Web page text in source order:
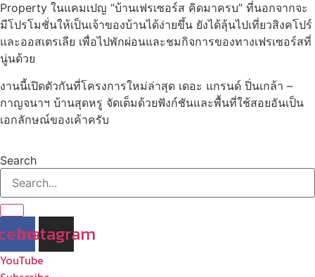
Property ในแคมเปญ “บ้านเฟรเซอร์ส คิดมาครบ” ที่นอกจากจะ
มีโปรโมชั่นให้เป็นเจ้าของบ้านได้ง่ายขึ้น ยังได้ลุ้นไปเที่ยวสิงคโปร์
และออสเตรเลีย เพื่อไปพักผ่อนและชมกิจการของทางเฟรเซอร์สที่
นู่นด้วย
งานนี้เปิดตัวกันที่โครงการใหม่ล่าสุด เดอะ แกรนด์ ปิ่นเกล้า –
กาญจนาฯ บ้านสุดหรู จัดเต็มด้วยฟังก์ชันและพื้นที่ใช้สอยอันเป็น
เอกลักษณ์ของเค้าครับ
Search
Instagram
YouTube